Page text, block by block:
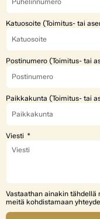
Katuosoite (Toimitus- tai
Postinumero (Toimitus- tai
Paikkakunta (Toimitus- tai
Viesti
Vastaathan ainakin
meitä kohdistamaan